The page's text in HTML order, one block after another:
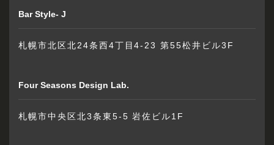
Bar Style- J
札幌市北区北24条西4丁目4-23 第55松井ビル3F
Four Seasons Design Lab.
札幌市中央区北3条東5-5 岩佐ビル1F